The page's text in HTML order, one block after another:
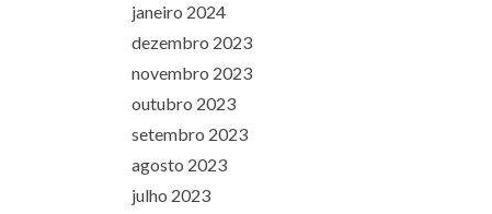
janeiro 2024
dezembro 2023
novembro 2023
outubro 2023
setembro 2023
agosto 2023
julho 2023